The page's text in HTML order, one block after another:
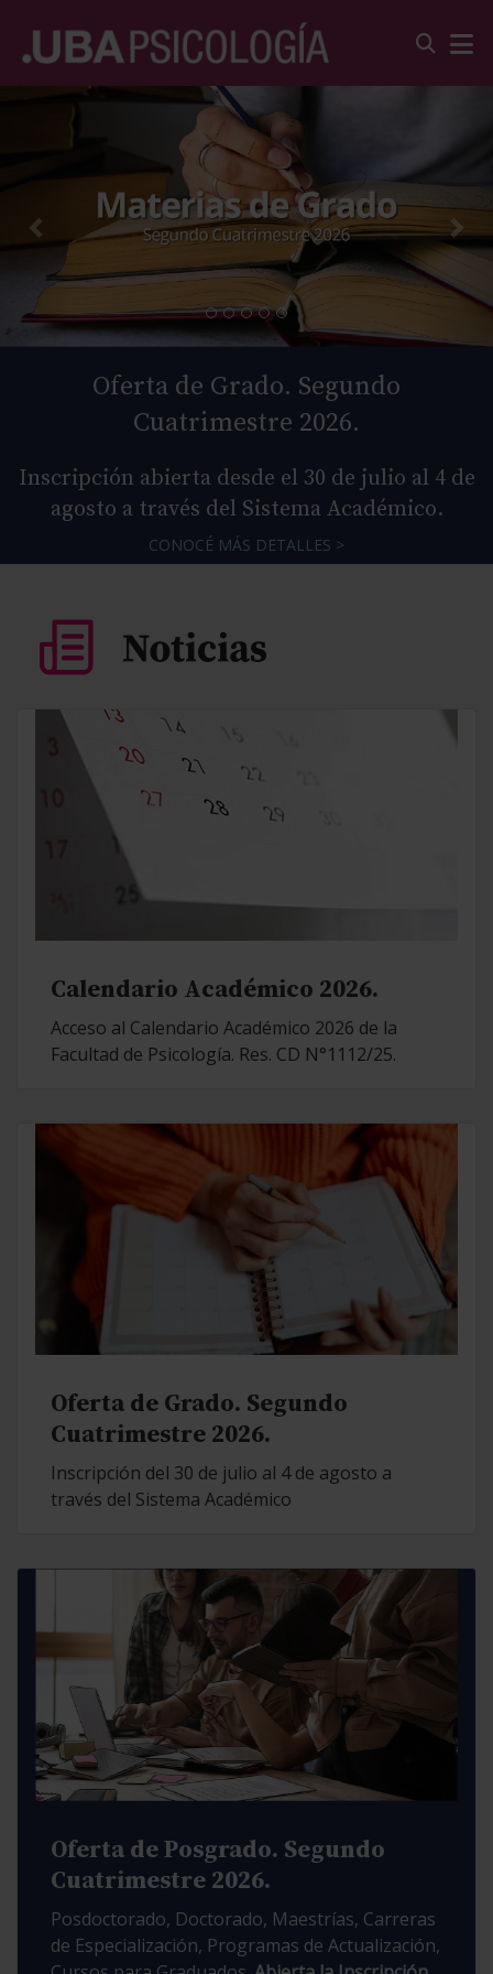
Oferta de Grado. Segundo
Cuatrimestre 2026.
Inscripción abierta desde el 30 de julio al 4 de
agosto a través del Sistema Académico.
CONOCÉ MÁS DETALLES >
Calendario Académico 2026.
Acceso al Calendario Académico 2026 de la
Facultad de Psicología. Res. CD N°1112/25.
Oferta de Grado. Segundo
Cuatrimestre 2026.
Inscripción del 30 de julio al 4 de agosto a
través del Sistema Académico
Oferta de Posgrado. Segundo
Cuatrimestre 2026.
Posdoctorado, Doctorado, Maestrías, Carreras
de Especialización, Programas de Actualización,